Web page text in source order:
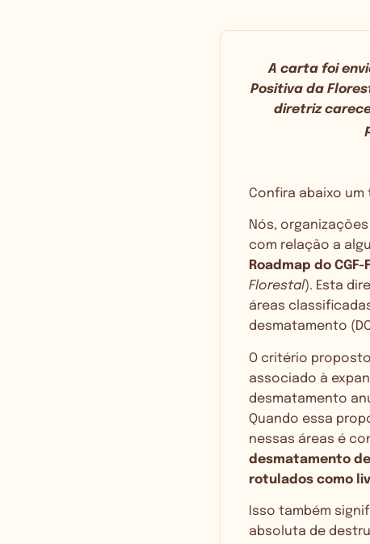
A carta foi
Positiva da
diretriz
Confira abaixo
Nós,
com relação a
Roadmap do CGF-
Florestal). Esta
áreas
desmatamento
O critério
associado à
desmatamento
Quando essa
nessas áreas é
desmatamento
rotulados como
Isso também
absoluta de